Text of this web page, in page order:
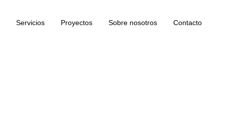
Servicios Proyectos Sobre nosotros Contacto